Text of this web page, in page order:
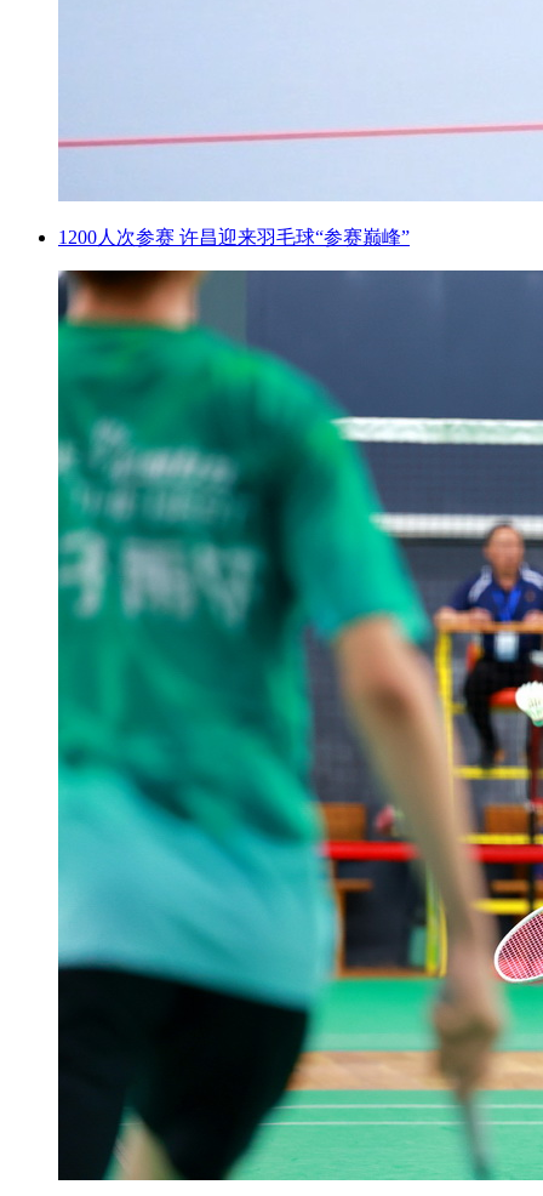
1200人次参赛 许昌迎来羽毛球“参赛巅峰”